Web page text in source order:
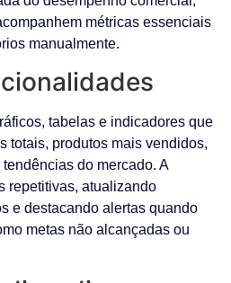
métricas essenciais
manualmente.
tabelas e indicadores que
totais, produtos mais vendidos,
do mercado. A
repetitivas, atualizando
e destacando alertas quando
metas não alcançadas ou